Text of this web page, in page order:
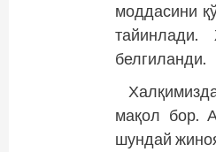
моддасини
тайинлади.
белгиланди.
мақол бор.
шундай